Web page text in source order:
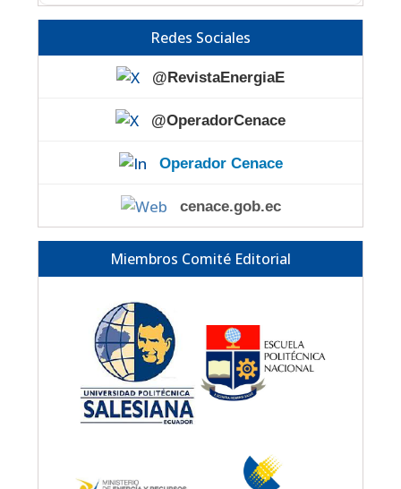
Redes Sociales
@RevistaEnergiaE
@OperadorCenace
Operador Cenace
cenace.gob.ec
Miembros Comité Editorial